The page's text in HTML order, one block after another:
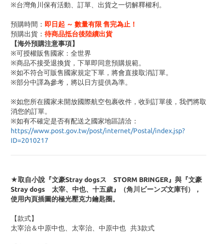
※台灣角川保有活動、訂單、出貨之一切解釋權利。
預購時間： 即日起 ～ 數量有限 售完為止！
預購出貨： 待商品抵台後陸續出貨
【海外預購注意事項】
※可授權販售國家：全世界
※商品不接受退換貨，下單即同意預購規範。
※如不符合可販售國家規定下單，將會直接取消訂單。
※部分中譯為參考，將以日方提供為準。
※如您所在國家未開放國際航空包裹收件，收到訂單後，我們將取
消您的訂單。
※如有不確定是否有配送之國家地區請洽：
https://www.post.gov.tw/post/internet/Postal/index.jsp?
ID=2010217
★取自小說『文豪Stray dogsス STORM BRINGER』與『文豪
Stray dogs 太宰、中也、十五歲』（角川ビーンズ文庫刊），
使用內頁插圖的極光壓克力鑰匙圈。
【款式】
太宰治＆中原中也、太宰治、中原中也 共3款式